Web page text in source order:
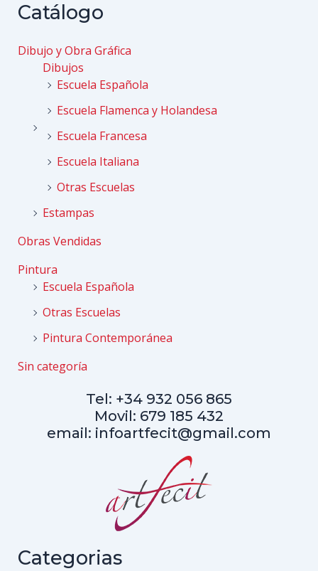
entradas
Catálogo
Dibujo y Obra Gráfica
Dibujos
Escuela Española
Escuela Flamenca y Holandesa
Escuela Francesa
Escuela Italiana
Otras Escuelas
Estampas
Obras Vendidas
Pintura
Escuela Española
Otras Escuelas
Pintura Contemporánea
Sin categoría
Tel: +34 932 056 865
Movil: 679 185 432
email: infoartfecit@gmail.com
Categorias